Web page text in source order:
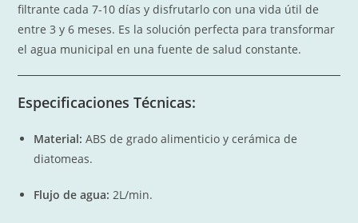
filtrante cada 7-10 días y disfrutarlo con una vida útil de
entre 3 y 6 meses. Es la solución perfecta para transformar
el agua municipal en una fuente de salud constante.
Especificaciones Técnicas:
Material: ABS de grado alimenticio y cerámica de
diatomeas.
Flujo de agua: 2L/min.